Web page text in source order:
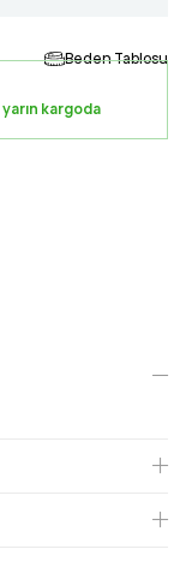
Beden Tablosu
yarın kargoda